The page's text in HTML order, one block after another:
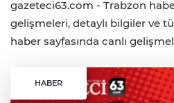
gazeteci63.com - Trabzon
gelişmeleri, detaylı bilgiler ve
haber sayfasında canlı
HABER